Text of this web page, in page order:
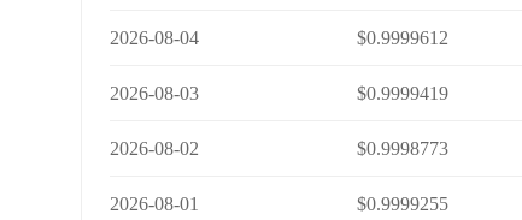
2026-08-04 $0.9999612
2026-08-03 $0.9999419
2026-08-02 $0.9998773
2026-08-01 $0.9999255